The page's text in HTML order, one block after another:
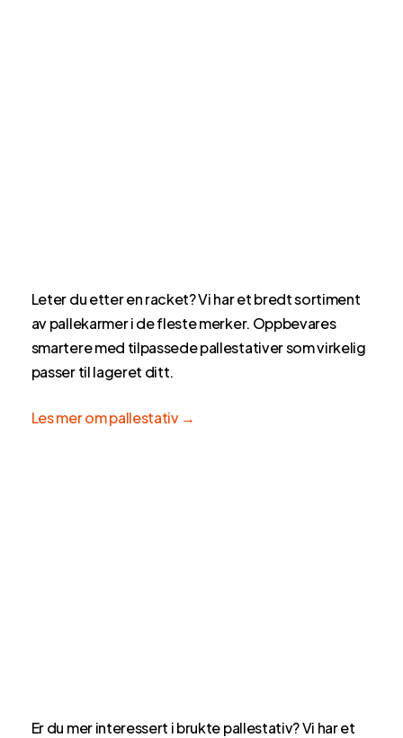
Leter du etter en racket? Vi har et bredt sortiment
av pallekarmer i de fleste merker. Oppbevares
smartere med tilpassede pallestativer som virkelig
passer til lageret ditt.
Les mer om pallestativ →
Er du mer interessert i brukte pallestativ? Vi har et